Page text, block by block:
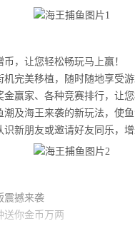
币，让您轻松畅玩马上赢！
机完美移植，随时随地享受游
金赢家、各种竞赛排行，让您
潮及海王来袭的新玩法，使
识新朋友或邀请好友同乐，增
震撼来袭
送你金币万两